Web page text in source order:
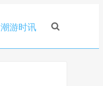
潮游时讯